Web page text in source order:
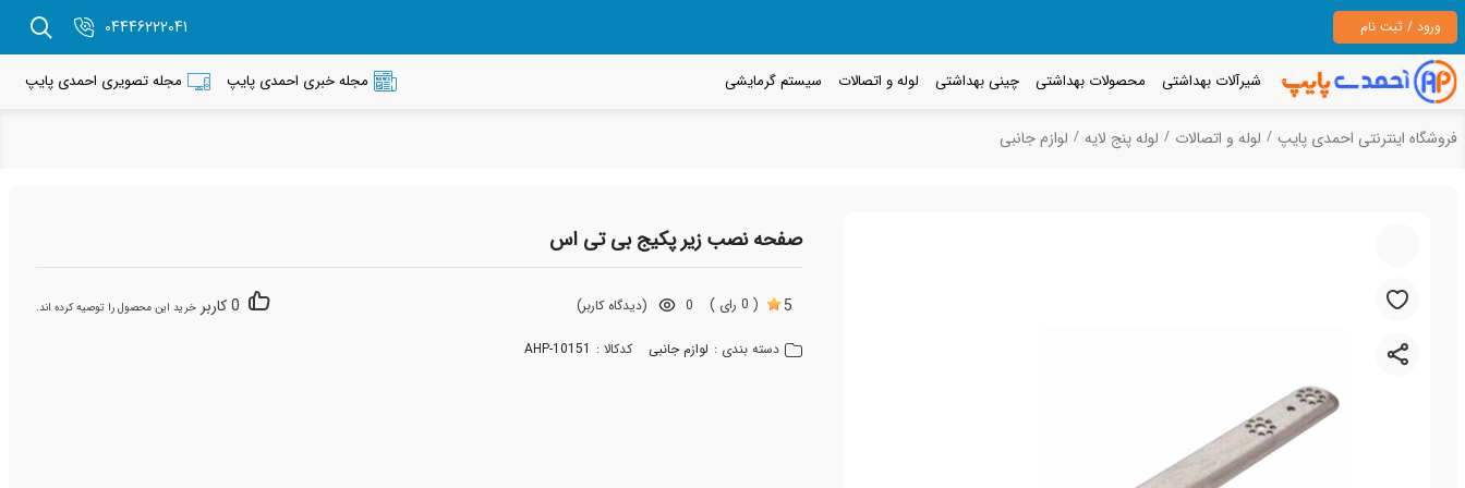
ورود / ثبت نام 04446222041
شیرآلات بهداشتی محصولات بهداشتی چینی بهداشتی لوله و اتصالات سیستم گرمایشی مجله خبری احمدی پایپ مجله تصویری احمدی پایپ
فروشگاه اینترنتی احمدی پایپ لوله و اتصالات لوله پنج لایه لوازم جانبی
صفحه نصب زیر پکیج بی تی اس
5 ( 0 رای ) 0 (دیدگاه کاربر) 0 کاربر خرید این محصول را توصیه کرده اند.
دسته بندی : لوازم جانبی کدکالا : AHP-10151